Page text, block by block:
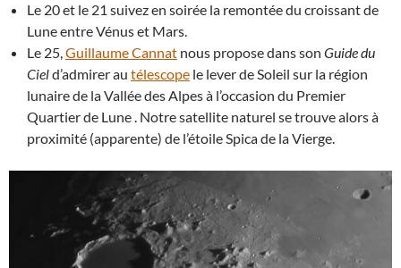
Le 20 et le 21 suivez en soirée la remontée du croissant de
Lune entre Vénus et Mars.
Le 25,Guillaume Cannat nous propose dans son Guide du
Cield’admirer au télescope le lever de Soleil sur la région
lunaire de la Vallée des Alpes à l’occasion du Premier
Quartier de Lune . Notre satellite naturel se trouve alors à
proximité (apparente) de l’étoile Spica de la Vierge.